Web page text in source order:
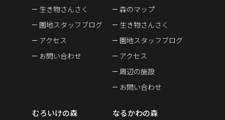
生き物さんさく
園地スタッフブログ
アクセス
お問い合わせ
森のマップ
生き物さんさく
園地スタッフブログ
アクセス
周辺の施設
お問い合わせ
むろいけの森 なるかわの森